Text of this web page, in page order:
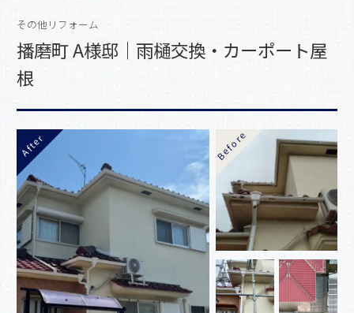
その他リフォーム
播磨町 A様邸｜雨樋交換・カーポート屋
根
After Before